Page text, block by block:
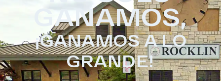
GANAMOS,
¡GANAMOS A LO
GRANDE!